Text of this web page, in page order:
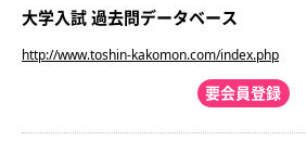
大学入試 過去問データベース
要会員登録
http://www.toshin-kakomon.com/index.php